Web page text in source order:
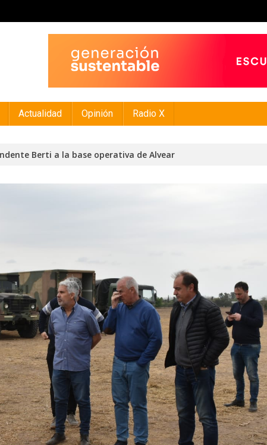
Actualidad Opinión Radio X
Berti a la base operativa de Alvear